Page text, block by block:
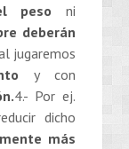
peso ni
deberán
jugaremos
y con
4.- Por ej.
dicho
más